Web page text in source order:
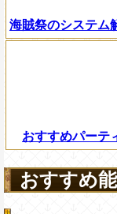
海賊祭のシステム
おすすめパーテ
おすすめ